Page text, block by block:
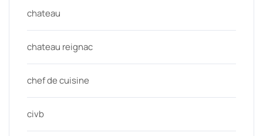
chateau
chateau reignac
chef de cuisine
civb